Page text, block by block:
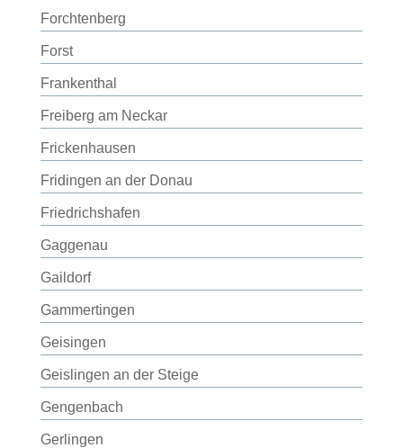
Forchtenberg
Forst
Frankenthal
Freiberg am Neckar
Frickenhausen
Fridingen an der Donau
Friedrichshafen
Gaggenau
Gaildorf
Gammertingen
Geisingen
Geislingen an der Steige
Gengenbach
Gerlingen